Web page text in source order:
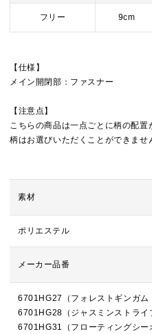
フリー 9cm
【仕様】
メイン開閉部：ファスナー
【注意点】
こちらの商品は一点ごとに柄の配置
柄はお選びいただくことができませ
素材
ポリエステル
メーカー品番
6701HG27（フォレストギンガム
6701HG28（ジャスミンストライ
6701HG31（フローティングシー